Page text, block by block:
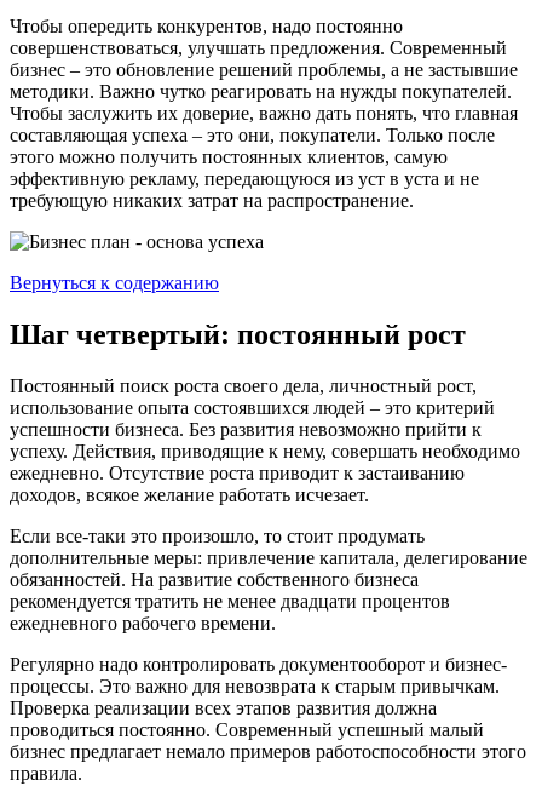
Чтобы опередить конкурентов, надо постоянно
совершенствоваться, улучшать предложения. Современный
бизнес – это обновление решений проблемы, а не застывшие
методики. Важно чутко реагировать на нужды покупателей.
Чтобы заслужить их доверие, важно дать понять, что главная
составляющая успеха – это они, покупатели. Только после
этого можно получить постоянных клиентов, самую
эффективную рекламу, передающуюся из уст в уста и не
требующую никаких затрат на распространение.
Вернуться к содержанию
Шаг четвертый: постоянный рост
Постоянный поиск роста своего дела, личностный рост,
использование опыта состоявшихся людей – это критерий
успешности бизнеса. Без развития невозможно прийти к
успеху. Действия, приводящие к нему, совершать необходимо
ежедневно. Отсутствие роста приводит к застаиванию
доходов, всякое желание работать исчезает.
Если все-таки это произошло, то стоит продумать
дополнительные меры: привлечение капитала, делегирование
обязанностей. На развитие собственного бизнеса
рекомендуется тратить не менее двадцати процентов
ежедневного рабочего времени.
Регулярно надо контролировать документооборот и бизнес-
процессы. Это важно для невозврата к старым привычкам.
Проверка реализации всех этапов развития должна
проводиться постоянно. Современный успешный малый
бизнес предлагает немало примеров работоспособности этого
правила.